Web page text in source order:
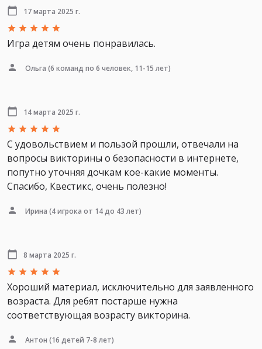
17 марта 2025 г.
Игра детям очень понравилась.
Ольга (6 команд по 6 человек, 11-15 лет)
14 марта 2025 г.
С удовольствием и пользой прошли, отвечали на
вопросы викторины о безопасности в интернете,
попутно уточняя дочкам кое-какие моменты.
Спасибо, Квестикс, очень полезно!
Ирина (4 игрока от 14 до 43 лет)
8 марта 2025 г.
Хороший материал, исключительно для заявленного
возраста. Для ребят постарше нужна
соответствующая возрасту викторина.
Антон (16 детей 7-8 лет)